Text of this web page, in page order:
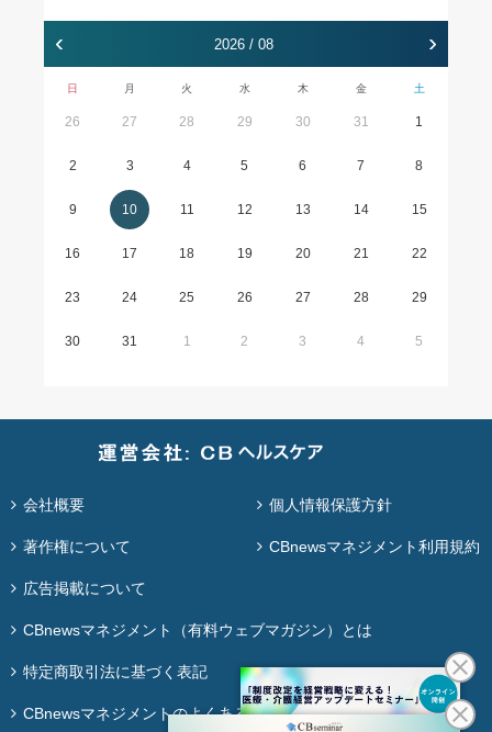
‹ 2026 / 08 ›
日 月 火 水 木 金 土
26 27 28 29 30 31 1
2 3 4 5 6 7 8
9 10 11 12 13 14 15
16 17 18 19 20 21 22
23 24 25 26 27 28 29
30 31 1 2 3 4 5
会社概要 個人情報保護方針
著作権について CBnewsマネジメント利用規約
広告掲載について
CBnewsマネジメント（有料ウェブマガジン）とは
特定商取引法に基づく表記
CBnewsマネジメントのよくある質問